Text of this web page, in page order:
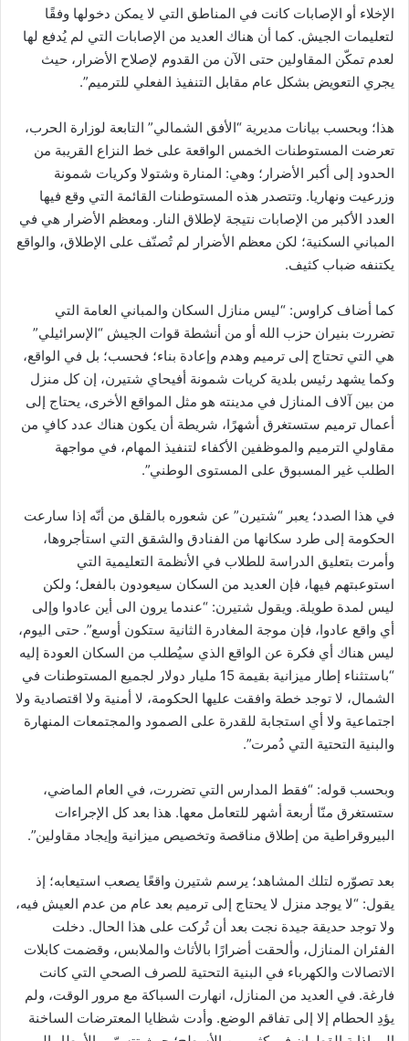
الإخلاء أو الإصابات كانت في المناطق التي لا يمكن دخولها وفقًا
لتعليمات الجيش. كما أن هناك العديد من الإصابات التي لم يُدفع لها
لعدم تمكّن المقاولين حتى الآن من القدوم لإصلاح الأضرار، حيث
يجري التعويض بشكل عام مقابل التنفيذ الفعلي للترميم”.
هذا؛ وبحسب بيانات مديرية “الأفق الشمالي” التابعة لوزارة الحرب،
تعرضت المستوطنات الخمس الواقعة على خط النزاع القريبة من
الحدود إلى أكبر الأضرار؛ وهي: المنارة وشتولا وكريات شمونة
وزرعيت ونهاريا. وتتصدر هذه المستوطنات القائمة التي وقع فيها
العدد الأكبر من الإصابات نتيجة لإطلاق النار. ومعظم الأضرار هي في
المباني السكنية؛ لكن معظم الأضرار لم تُصنّف على الإطلاق، والواقع
يكتنفه ضباب كثيف.
كما أضاف كراوس: “ليس منازل السكان والمباني العامة التي
تضررت بنيران حزب الله أو من أنشطة قوات الجيش “الإسرائيلي”
هي التي تحتاج إلى ترميم وهدم وإعادة بناء؛ فحسب؛ بل في الواقع،
وكما يشهد رئيس بلدية كريات شمونة أفيحاي شتيرن، إن كل منزل
من بين آلاف المنازل في مدينته هو مثل المواقع الأخرى، يحتاج إلى
أعمال ترميم ستستغرق أشهرًا، شريطة أن يكون هناك عدد كافٍ من
مقاولي الترميم والموظفين الأكفاء لتنفيذ المهام، في مواجهة
الطلب غير المسبوق على المستوى الوطني”.
في هذا الصدد؛ يعبر “شتيرن” عن شعوره بالقلق من أنّه إذا سارعت
الحكومة إلى طرد سكانها من الفنادق والشقق التي استأجروها،
وأمرت بتعليق الدراسة للطلاب في الأنظمة التعليمية التي
استوعبتهم فيها، فإن العديد من السكان سيعودون بالفعل؛ ولكن
ليس لمدة طويلة. ويقول شتيرن: “عندما يرون الى أين عادوا وإلى
أي واقع عادوا، فإن موجة المغادرة الثانية ستكون أوسع”. حتى اليوم،
ليس هناك أي فكرة عن الواقع الذي سيُطلب من السكان العودة إليه
“باستثناء إطار ميزانية بقيمة 15 مليار دولار لجميع المستوطنات في
الشمال، لا توجد خطة وافقت عليها الحكومة، لا أمنية ولا اقتصادية ولا
اجتماعية ولا أي استجابة للقدرة على الصمود والمجتمعات المنهارة
والبنية التحتية التي دُمرت”.
وبحسب قوله: “فقط المدارس التي تضررت، في العام الماضي،
ستستغرق منّا أربعة أشهر للتعامل معها. هذا بعد كل الإجراءات
البيروقراطية من إطلاق مناقصة وتخصيص ميزانية وإيجاد مقاولين”.
بعد تصوّره لتلك المشاهد؛ يرسم شتيرن واقعًا يصعب استيعابه؛ إذ
يقول: “لا يوجد منزل لا يحتاج إلى ترميم بعد عام من عدم العيش فيه،
ولا توجد حديقة جيدة نجت بعد أن تُركت على هذا الحال. دخلت
الفئران المنازل، وألحقت أضرارًا بالأثاث والملابس، وقضمت كابلات
الاتصالات والكهرباء في البنية التحتية للصرف الصحي التي كانت
فارغة. في العديد من المنازل، انهارت السباكة مع مرور الوقت، ولم
يؤدِ الحطام إلا إلى تفاقم الوضع. وأدت شظايا المعترضات الساخنة